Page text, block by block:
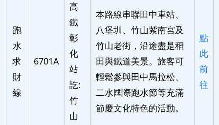
跑
水
求
財
線
6701A
高
鐵
彰
化
站
訖:
竹
山
本路線串聯田中車站、
八堡圳、竹山紫南宮及
竹山老街，沿途盡是稻
田與鐵道美景。旅客可
輕鬆參與田中馬拉松、
二水國際跑水節等充滿
節慶文化特色的活動。
點
此
前
往